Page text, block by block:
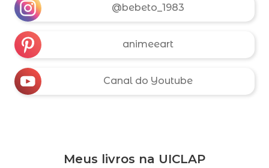
@bebeto_1983
animeeart
Canal do Youtube
Meus livros na UICLAP